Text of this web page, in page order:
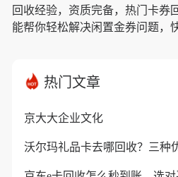
回收经验，资质完备，热门卡券
能帮你轻松解决闲置金券问题，
热门文章
京大大企业文化